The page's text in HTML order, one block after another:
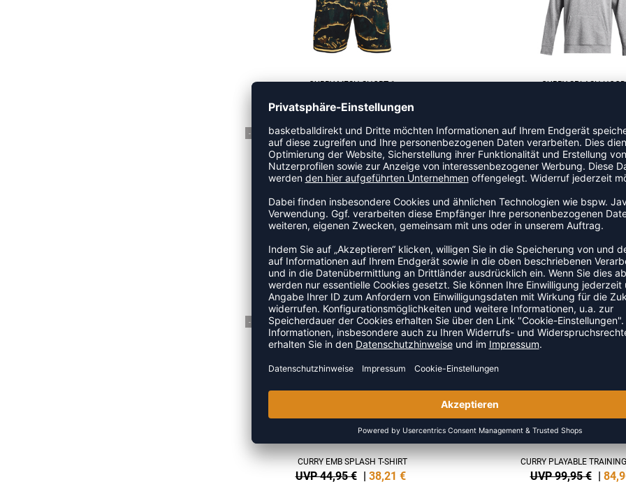
CURRY MESH SHORT 1 CURRY SPLASH
-15%
CURRY PLAYABLE JACKE
UVP 109,95 € | 93,46 €
-15%
CURRY BOYS SPLASH
UVP 39,95 € |
-15%
CURRY EMB SPLASH T-SHIRT
UVP 44,95 € | 38,21 €
-15%
CURRY PLAYABLE
UVP 99,95 € |